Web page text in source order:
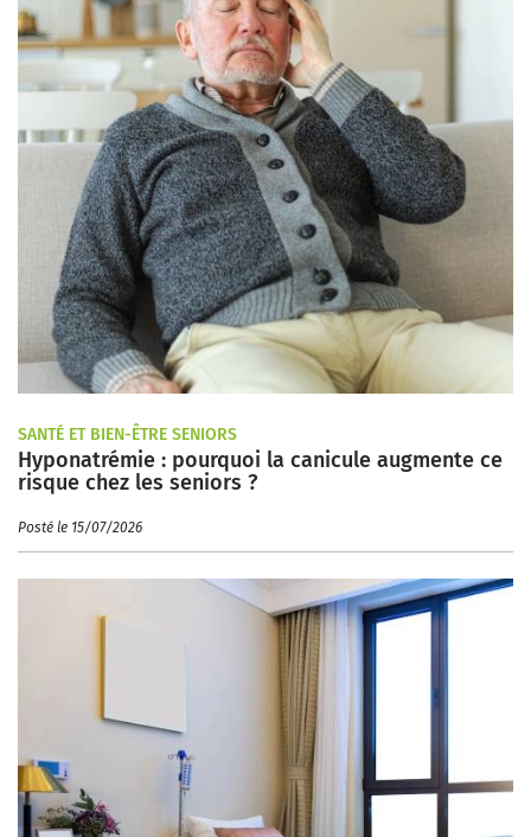
SANTÉ ET BIEN-ÊTRE SENIORS
Hyponatrémie : pourquoi la canicule augmente ce
risque chez les seniors ?
Posté le 15/07/2026